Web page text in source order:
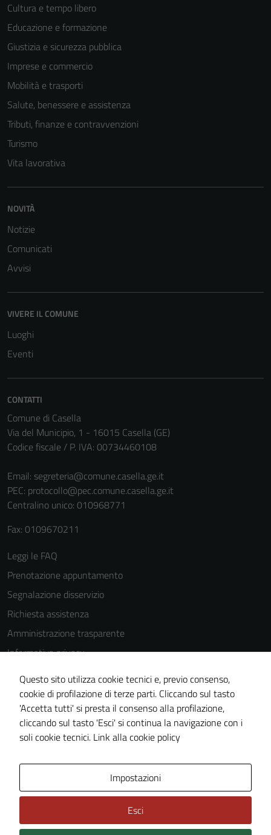
Cultura e tempo libero
Educazione e formazione
Giustizia e sicurezza pubblica
Imprese e commercio
Mobilità e trasporti
Salute, benessere e assistenza
Tributi, finanze e contravvenzioni
Turismo
Vita lavorativa
NOVITÀ
Notizie
Comunicati
Avvisi
VIVERE IL COMUNE
Luoghi
Eventi
CONTATTI
Comune di Casella
Via del Municipio, 1 - 16015 Casella (GE)
Codice fiscale / P. IVA: 00734460108
Email: segreteria@comune.casella.ge.it
PEC: protocollo@pec.comune.casella.ge.it
Centralino unico: 010968771
Fax: 0109670211
Leggi le FAQ
Prenotazione appuntamento
Segnalazione disservizio
Richiesta assistenza
Amministrazione trasparente
Informativa privacy
Cookie Policy
Note legali
Dichiarazione di accessibilità
Piano di miglioramento del sito
Questo sito utilizza cookie tecnici e, previo consenso,
cookie di profilazione di terze parti. Cliccando sul tasto
'Accetta tutti' si presta il consenso alla profilazione,
cliccando sul tasto 'Esci' si continua la navigazione con i
soli cookie tecnici. Link alla cookie policy
Impostazioni
Esci
Questi cookie
sono necessari
Terze parti
Questi cookie
sono
impostati da
una serie di
(si veda la
Cookie policy
estesa per i
possono